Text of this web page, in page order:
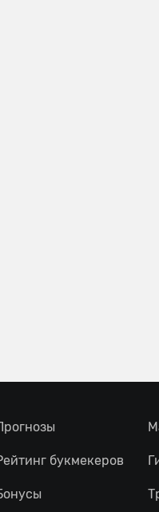
букмекеров